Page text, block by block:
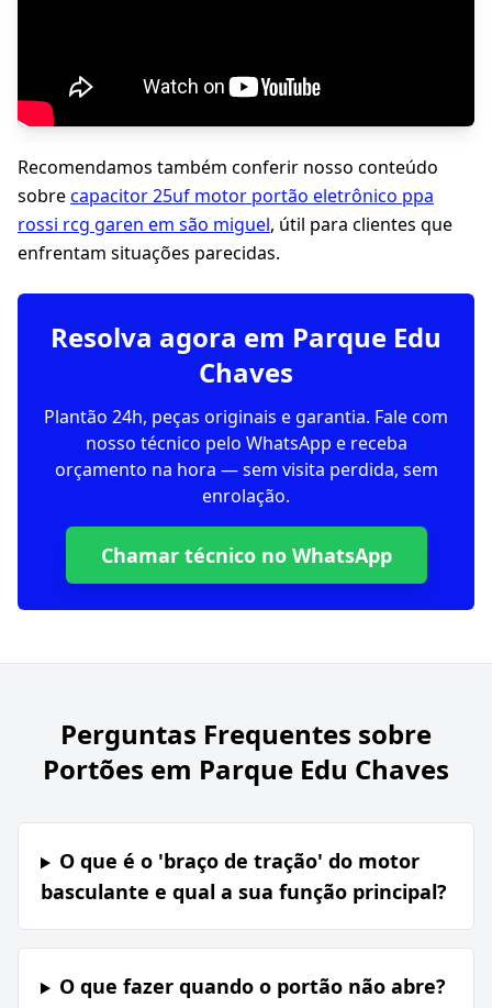
Recomendamos também conferir nosso conteúdo
sobrecapacitor 25uf motor portão eletrônico ppa
rossi rcg garen em são miguel, útil para clientes que
enfrentam situações parecidas.
Resolva agora em Parque Edu
Chaves
Plantão 24h, peças originais e garantia. Fale com
nosso técnico pelo WhatsApp e receba
orçamento na hora — sem visita perdida, sem
enrolação.
Chamar técnico no WhatsApp
Perguntas Frequentes sobre
Portões em Parque Edu Chaves
O que é o 'braço de tração' do motor
basculante e qual a sua função principal?
O que fazer quando o portão não abre?